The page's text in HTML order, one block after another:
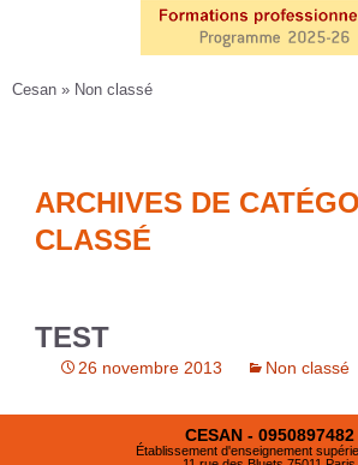
Cesan » Non classé
ARCHIVES DE
CLASSÉ
TEST
26 novembre 2013 Non classé
CESAN - 0950897482
Établissement d'enseignement